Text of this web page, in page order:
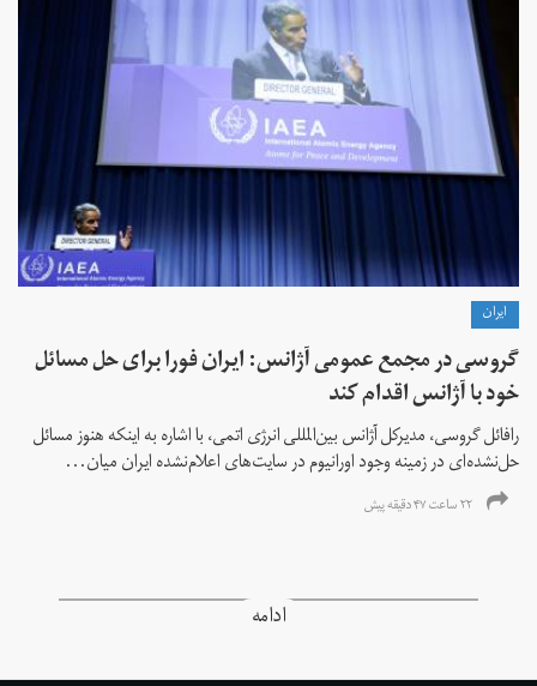
ايران
گروسی در مجمع عمومی آژانس: ایران فورا برای حل مسائل
خود با آژانس اقدام کند
رافائل گروسی، مدیرکل آژانس بین‌المللی انرژی اتمی، با اشاره به اینکه هنوز مسائل
حل‌نشده‌ای در زمینه وجود اورانیوم در سایت‌های اعلام‌نشده ایران میان...
۲۲ ساعت ۴۷ دقیقه پیش
ادامه